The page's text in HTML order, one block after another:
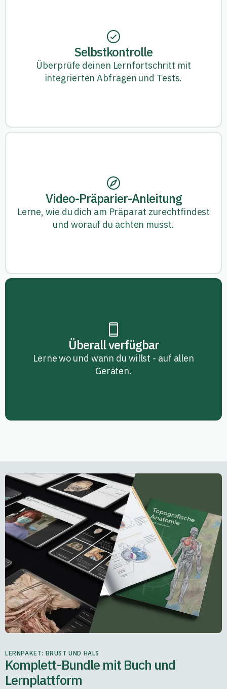
Selbstkontrolle
Überprüfe deinen Lernfortschritt mit
integrierten Abfragen und Tests.
Video-Präparier-Anleitung
Lerne, wie du dich am Präparat zurechtfindest
und worauf du achten musst.
Überall verfügbar
Lerne wo und wann du willst - auf allen
Geräten.
LERNPAKET: BRUST UND HALS
Komplett-Bundle mit Buch und
Lernplattform